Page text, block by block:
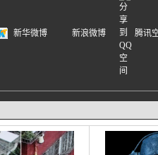
新华微博 新浪微博 腾讯